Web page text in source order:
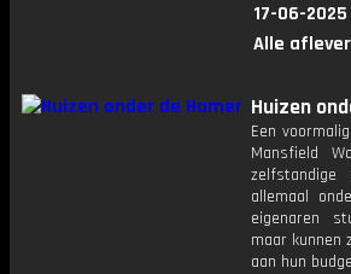
17-06-2025
Alle
Huizen
Een
Mansfield
zelfstandige
allemaal
eigenaren
maar kunnen
aan hun